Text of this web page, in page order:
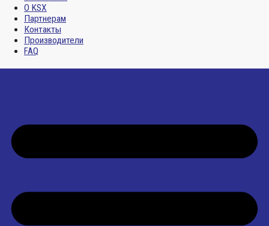
О KSX
Партнерам
Контакты
Производители
FAQ